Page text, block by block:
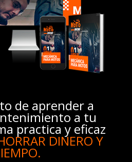
de aprender a
a tu
practica y eficaz
DINERO Y